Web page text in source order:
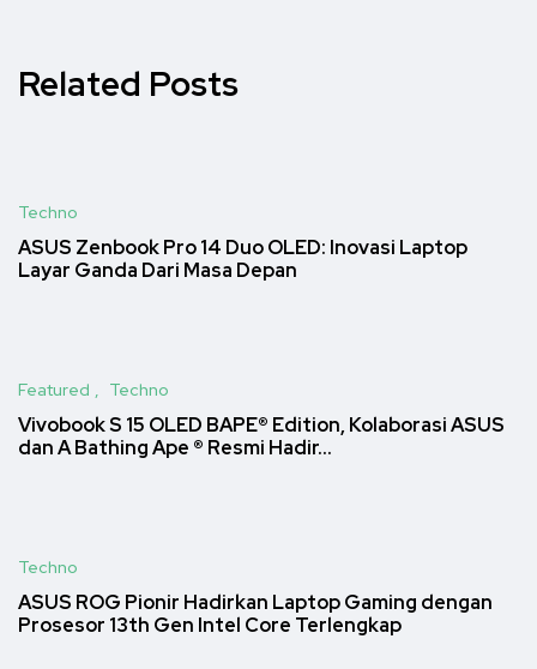
Related Posts
Techno
ASUS Zenbook Pro 14 Duo OLED: Inovasi Laptop
Layar Ganda Dari Masa Depan
Featured Techno
Vivobook S 15 OLED BAPE® Edition, Kolaborasi ASUS
dan A Bathing Ape ® Resmi Hadir…
Techno
ASUS ROG Pionir Hadirkan Laptop Gaming dengan
Prosesor 13th Gen Intel Core Terlengkap